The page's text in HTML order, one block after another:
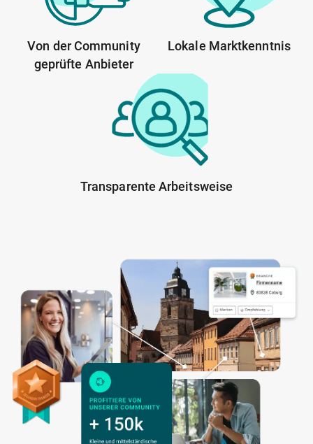
Von der Community
geprüfte Anbieter
Lokale Marktkenntnis
Transparente Arbeitsweise